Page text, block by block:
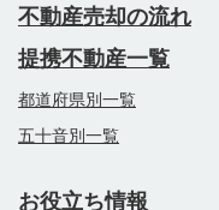
不動産売却の流れ
提携不動産一覧
都道府県別一覧
五十音別一覧
お役立ち情報